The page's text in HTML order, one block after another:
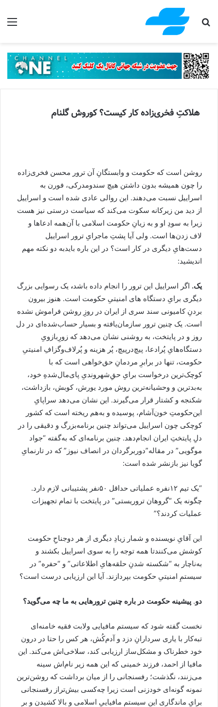
جستجو برای
هلاکتِ فخری‌زاده کار کیست؟ کوروش گلنام
روشن است که حکومت و وابستگانِ آن ترور محسن فخری‌زاده
را چون همیشه بدون داشتن هیچ سندومدرکی، فورن به
اسراییل نسبت می‌دهند. این روالی عادی شده است و اسراییل
از دید من زیرکانه سکوت می‌کند که سیاست درستی نیز هست
زیرا به‌ سودِ او و به زیانِ حکومت اسلامی با آن‌همه ادعاها و
لاف زدن‌ها است. ولی آیا پشتِ ماجرایِ ترور اسراییل
دست‌هایِ دیگری در کار است؟ در این باره بایدبه دو نکته مهم
اندیشید:
یک. اگر اسراییل این ترور را انجام داده باشد، یک رسوایی بزرگ
دیگری برایِ دستگاه ‌های امنیتیِ حکومت است. هنوز بیرون
بردنِ کامیونی سند سری از ایران در روزِ روشن فراموش نشده
است. یک چنین ترور سازمان‌یافته‌ و بسیار حساب‌شده‌ای در دل
روز و در پایتخت، به روشنی نشان می‌دهد که زورِ‌بازویِ
دستگاه‌هایِ پُر‌ادعا، پیچ‌درپیچ، پُر هزینه و پُرلاف‌وگزافِ امنیتیِ
حکومت، تنها در برابرِ مردمانِ حق‌خواهی است که با
کوچک‌ترین درخواست برایِ حقِ‌شهروندیِ پای‌مال‌شدهِ خود،
به‌بدترین و وحشیانه‌ترین روش مورد یورش، کوبش، بازداشت،
شکنجه و کشتار قرار می‌گیرند. این نشان می‌دهد سراپایِ
این‌حکومتِ خون‌آشام، پوسیده و به‌هم ریخته است که کشور
کوچکی چون اسراییل می‌تواند چنین برنامه‌بزرگ و دقیقی را در
دلِ پایتختِ ایران انجام‌دهد. چنین برنامه‌ای که به‌گفته “جواد
موگویی” در مقاله”دوربرگردان در انصاف نیوز” که در تارنمایِ
گویا نیز باز‌نشر شده است:
“یک تیم ۱۲نفره عملیاتی حداقل ۵۰نفر پشتیبانی لازم دارد.
چگونه یک “گروهان تروریستی” در پایتخت با تمام تجهیزات
عملیات کردند؟”
این آقایِ نویسنده و شمار زیادِ دیگری از هر دوجناحِ حکومت
کوشش می‌کنندتا همه توجه را به سوی اسراییل بکشند و
به‌ناچار به “شکسته شدنِ حلقه‌هایِ اطلاعاتی” و “حفره‌” در
سیستمِ امنیتیِ حکومت بپردازند. آیا این ارزیابی درست است؟
دو. پیشینه حکومت در باره چنین ترورهایی به ما چه می‌گوید؟
نخست گفته شود که سیستم مافیایی ولابت فقیه خامنه‌ای
تبه‌کار با یاری سردارانِ دزد و آدم‌کُش، هر کس را حتا در درون
خود خطرناک و مشکل‌ساز ارزیابی کند، سلاخی‌اش می‌کند. این
مافیا از احمد، فرزند خمینی که این همه زیر نام‌اش سینه‌
می‌زنند، نگذشت؛ رفسنجانی را از میان برداشت که روشن‌ترین
نمونه گونه‌ای خودزنی است زیرا چه‌کسی بیش‌تراز رفسنجانی
برایِ ماندگاری این سیستم مافیاییِ اسلامی و بالا کشیدن و بر